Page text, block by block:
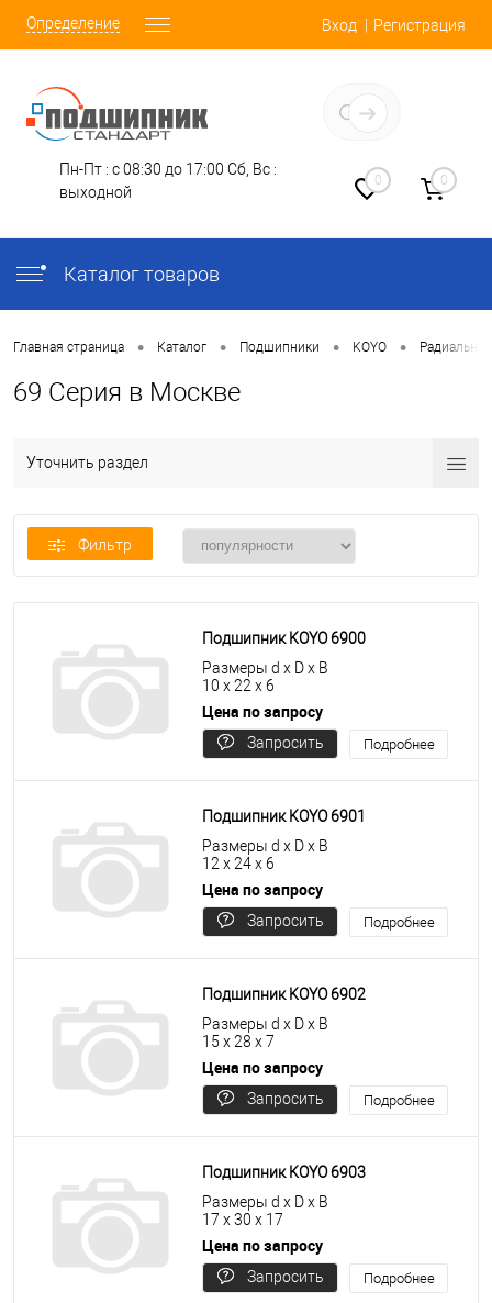
Определение Вход Регистрация
Пн-Пт : с 08:30 до 17:00 Сб, Вс :
выходной
0 0
Каталог товаров
Главная страница • Каталог • Подшипники • KOYO •
69 Серия в Москве
Уточнить раздел
Фильтр
Подшипник KOYO 6900
Размеры d x D x B
10 x 22 x 6
Цена по запросу
Запросить
Подробнее
Подшипник KOYO 6901
Размеры d x D x B
12 x 24 x 6
Цена по запросу
Запросить
Подробнее
Подшипник KOYO 6902
Размеры d x D x B
15 x 28 x 7
Цена по запросу
Запросить
Подробнее
Подшипник KOYO 6903
Размеры d x D x B
17 x 30 x 17
Цена по запросу
Запросить
Подробнее